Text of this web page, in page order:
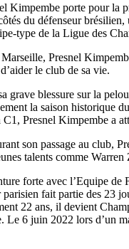
Kimpembe porte pour la
du défenseur
type de la Ligue des
Presnel
le club de sa vie.
grave blessure sur la
la saison historique
Presnel Kimpembe a
son passage au club,
talents comme
forte avec l’Equipe
fait partie des 23
22 ans, il devient
Le 6 juin 2022 lors d’un